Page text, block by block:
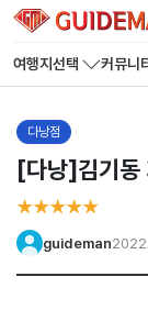
여행지선택 커뮤니티
다낭점
[다낭]김기동
★★★★★
guideman